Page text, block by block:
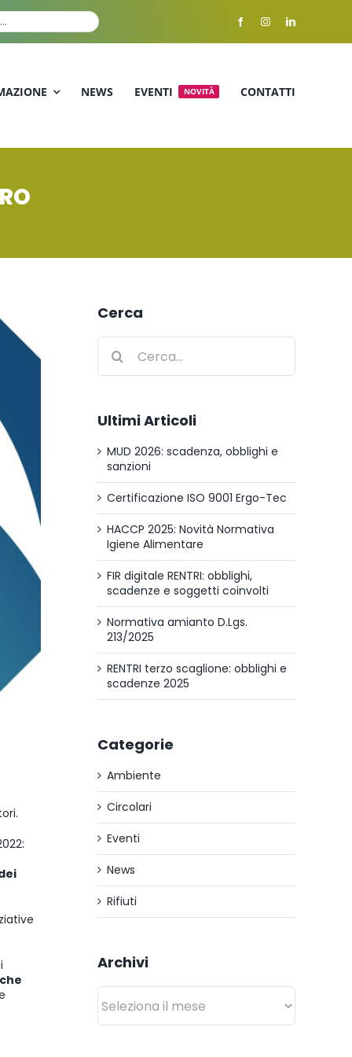
NEWS EVENTI NOVITÀ CONTATTI
Cerca
Cerca
per:
Ultimi Articoli
MUD 2026: scadenza, obblighi e
sanzioni
Certificazione ISO 9001 Ergo-Tec
HACCP 2025: Novità Normativa
Igiene Alimentare
FIR digitale RENTRI: obblighi,
scadenze e soggetti coinvolti
Normativa amianto D.Lgs.
213/2025
RENTRI terzo scaglione: obblighi e
scadenze 2025
Categorie
Ambiente
Circolari
Eventi
News
Rifiuti
Archivi
Archivi